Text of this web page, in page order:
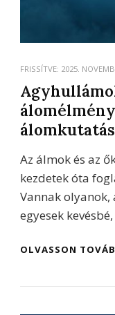
FRISSÍTVE: 2025.
Az álmok és az
kezdetek óta
Vannak
egyesek
OLVASSON